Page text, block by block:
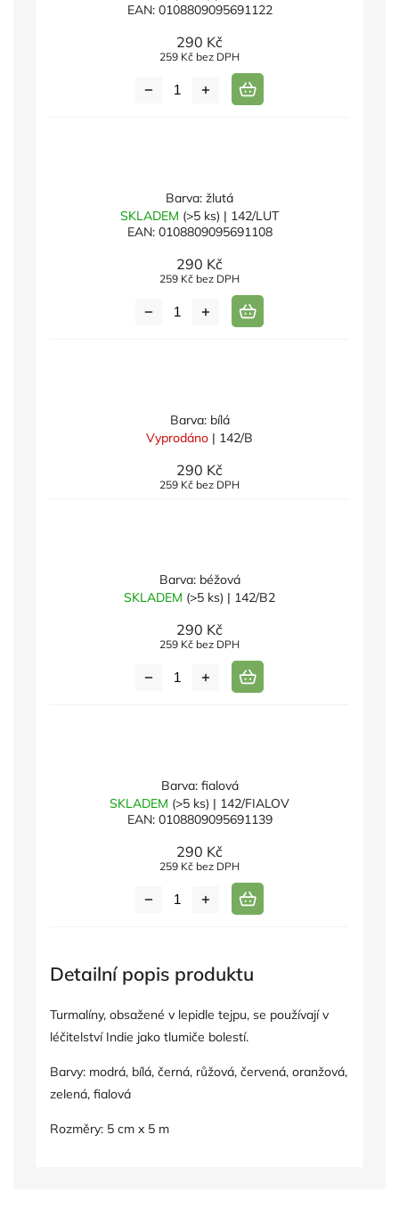
EAN: 0108809095691122
290 Kč
259 Kč bez DPH
Barva: žlutá
SKLADEM (>5 ks) | 142/LUT
EAN: 0108809095691108
290 Kč
259 Kč bez DPH
Barva: bílá
Vyprodáno | 142/B
290 Kč
259 Kč bez DPH
Barva: béžová
SKLADEM (>5 ks) | 142/B2
290 Kč
259 Kč bez DPH
Barva: fialová
SKLADEM (>5 ks) | 142/FIALOV
EAN: 0108809095691139
290 Kč
259 Kč bez DPH
Detailní popis produktu
Turmalíny, obsažené v lepidle tejpu, se používají v
léčitelství Indie jako tlumiče bolestí.
Barvy: modrá, bílá, černá, růžová, červená, oranžová,
zelená, fialová
Rozměry: 5 cm x 5 m